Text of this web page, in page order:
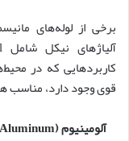
برخی از لوله‌های
کاربردهایی که در
قوی وجود دارد، مناسب
آلومینیوم(Aluminum):